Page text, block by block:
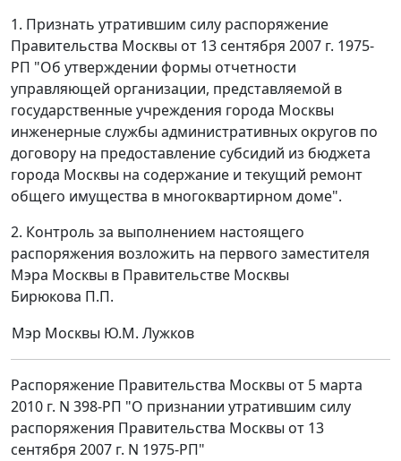
1. Признать утратившим силу распоряжение
Правительства Москвы от 13 сентября 2007 г. 1975-
РП "Об утверждении формы отчетности
управляющей организации, представляемой в
государственные учреждения города Москвы
инженерные службы административных округов по
договору на предоставление субсидий из бюджета
города Москвы на содержание и текущий ремонт
общего имущества в многоквартирном доме".
2. Контроль за выполнением настоящего
распоряжения возложить на первого заместителя
Мэра Москвы в Правительстве Москвы
Бирюкова П.П.
Мэр Москвы Ю.М. Лужков
Распоряжение Правительства Москвы от 5 марта
2010 г. N 398-РП "О признании утратившим силу
распоряжения Правительства Москвы от 13
сентября 2007 г. N 1975-РП"